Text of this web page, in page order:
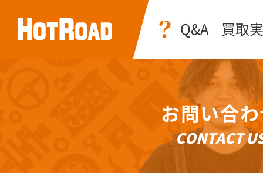
Q&A 買取
お問い合
CONTACT